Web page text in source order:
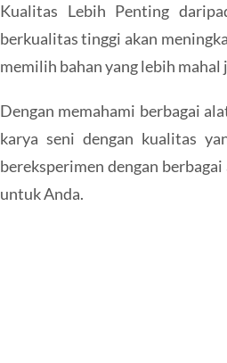
Kualitas Lebih Penting
berkualitas tinggi akan
memilih bahan yang lebih
Dengan memahami berbagai
karya seni dengan kualitas
bereksperimen dengan
untuk Anda.